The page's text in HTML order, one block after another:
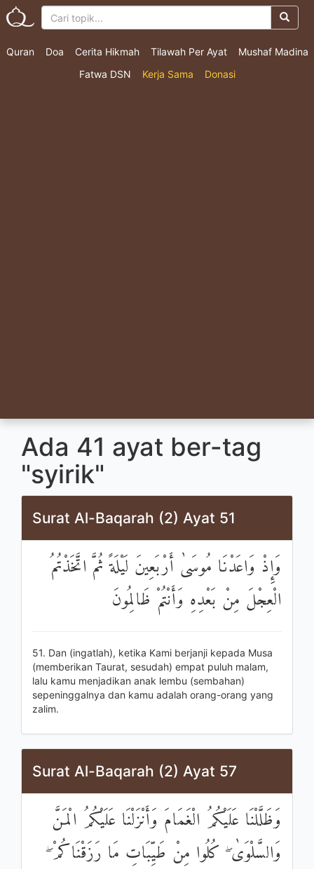
Quran Doa Cerita Hikmah Tilawah Per Ayat
Mushaf Madina
Fatwa DSN
Kerja Sama Donasi
Ada 41 ayat ber-tag
"syirik"
Surat Al-Baqarah (2) Ayat 51
وَإِذْ وَاعَدْنَا مُوسَىٰ أَرْبَعِينَ لَيْلَةً ثُمَّ اتَّخَذْتُمُ
الْعِجْلَ مِنْ بَعْدِهِ وَأَنْتُمْ ظَالِمُونَ
51. Dan (ingatlah), ketika Kami berjanji kepada Musa
(memberikan Taurat, sesudah) empat puluh malam,
lalu kamu menjadikan anak lembu (sembahan)
sepeninggalnya dan kamu adalah orang-orang yang
zalim.
Surat Al-Baqarah (2) Ayat 57
وَظَلَّلْنَا عَلَيْكُمُ الْغَمَامَ وَأَنْزَلْنَا عَلَيْكُمُ الْمَنَّ
وَالسَّلْوَىٰ ۖ كُلُوا مِنْ طَيِّبَاتِ مَا رَزَقْنَاكُمْ ۖ